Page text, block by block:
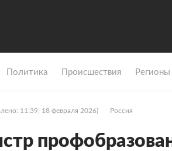
Политика Происшествия Регионы
11:39, 18 февраля 2026) Россия